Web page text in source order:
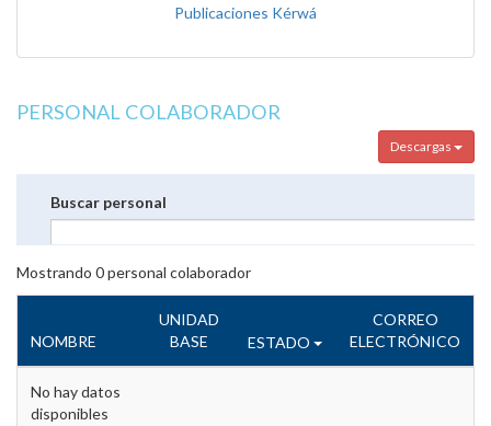
Publicaciones Kérwá
PERSONAL COLABORADOR
Descargas
Buscar personal
Mostrando 0personal colaborador
NOMBRE
UNIDAD
BASE
ESTADO
CORREO
ELECTRÓNICO
No hay datos
disponibles